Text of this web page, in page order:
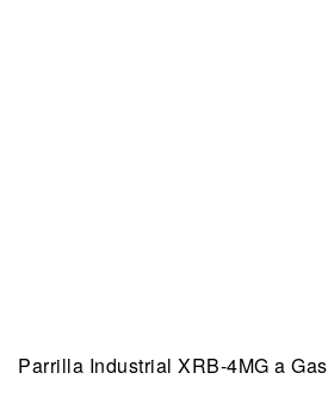
Parrilla Industrial XRB-4MG a Gas